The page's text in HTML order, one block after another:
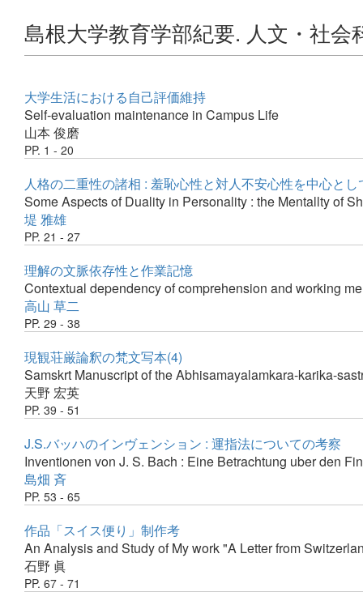
島根大学教育学部紀要. 人文・社会
大学生活における自己評価維持
Self-evaluation maintenance in Campus Life
山本 俊磨
PP. 1 - 20
人格の二重性の諸相 : 羞恥心性と対人不安心性を中心とし
Some Aspects of Duality in Personality : the Mentallty of
堤 雅雄
PP. 21 - 27
理解の文脈依存性と作業記憶
Contextual dependency of comprehension and working
高山 草二
PP. 29 - 38
現観荘厳論釈の梵文写本(4)
Samskrt Manuscript of the Abhisamayalamkara-karika-
天野 宏英
PP. 39 - 51
J.S.バッハのインヴェンション : 運指法についての考察
Inventionen von J. S. Bach : Eine Betrachtung uber den
島畑 斉
PP. 53 - 65
作品「スイス便り」制作考
An Analysis and Study of My work "A Letter from
石野 眞
PP. 67 - 71